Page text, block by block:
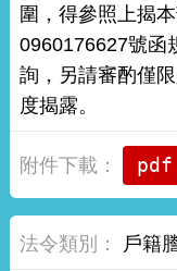
圍，得參照上揭
0960176627號函
詢，另請審酌僅
度揭露。
戶籍